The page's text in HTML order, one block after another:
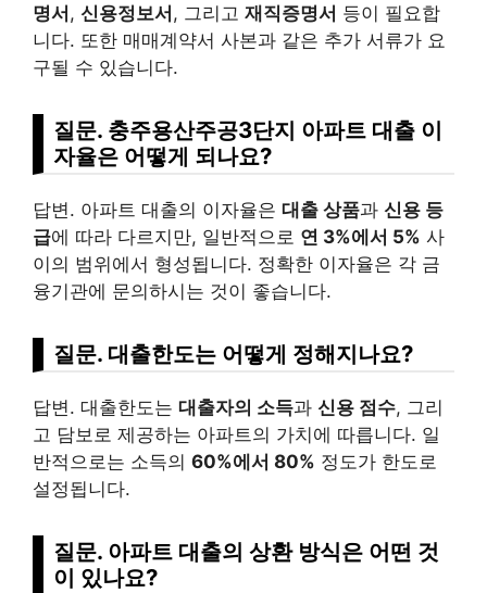
명서 , 신용정보서 , 그리고 재직증명서 등이 필요합
니다. 또한 매매계약서 사본과 같은 추가 서류가 요
구될 수 있습니다.
질문. 충주용산주공3단지 아파트 대출 이
자율은 어떻게 되나요?
답변. 아파트 대출의 이자율은 대출 상품과 신용 등
급에 따라 다르지만, 일반적으로 연 3%에서 5% 사
이의 범위에서 형성됩니다. 정확한 이자율은 각 금
융기관에 문의하시는 것이 좋습니다.
질문. 대출한도는 어떻게 정해지나요?
답변. 대출한도는 대출자의 소득과 신용 점수, 그리
고 담보로 제공하는 아파트의 가치에 따릅니다. 일
반적으로는 소득의 60%에서 80% 정도가 한도로
설정됩니다.
질문. 아파트 대출의 상환 방식은 어떤 것
이 있나요?